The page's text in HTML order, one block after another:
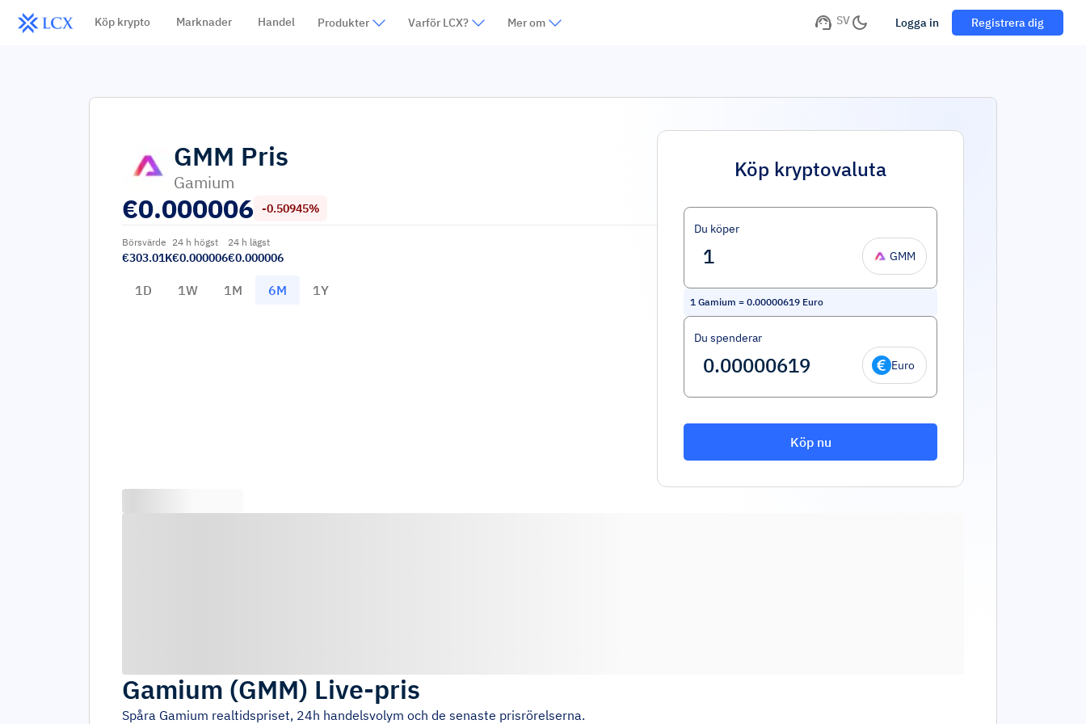
Köp krypto Marknader Handel Produkter Varför LCX? Mer om SV Logga in Registrera dig
GMM Pris
Gamium
€0.000006 -0.50945%
Börsvärde
€303.01K
24 h högst
€0.000006
24 h lägst
€0.000006
1D 1W 1M 6M 1Y
Köp kryptovaluta
Du köper
GMM
1 Gamium = 0.00000619 Euro
Du spenderar
Euro
Köp nu
Gamium (GMM) Live-pris
Spåra Gamium realtidspriset, 24h handelsvolym och de senaste prisrörelserna.